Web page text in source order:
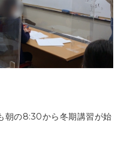
朝の8:30から冬期講習が始